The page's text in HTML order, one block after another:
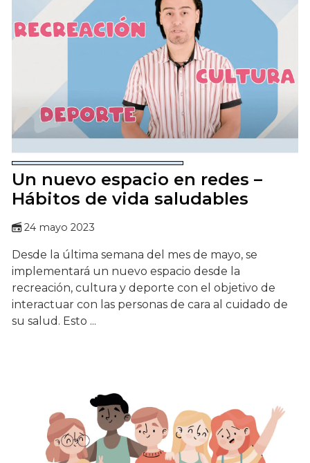
Un nuevo espacio en redes –
Hábitos de vida saludables
24 mayo 2023
Desde la última semana del mes de mayo, se
implementará un nuevo espacio desde la
recreación, cultura y deporte con el objetivo de
interactuar con las personas de cara al cuidado de
su salud. Esto ...